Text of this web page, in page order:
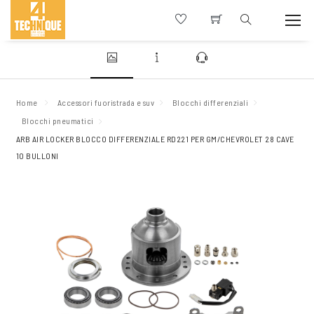
Home Accessori fuoristrada e suv
Blocchi differenziali
Blocchi pneumatici
ARB AIR LOCKER BLOCCO DIFFERENZIALE RD221 PER GM/CHEVROLET 28 CAVE
10 BULLONI